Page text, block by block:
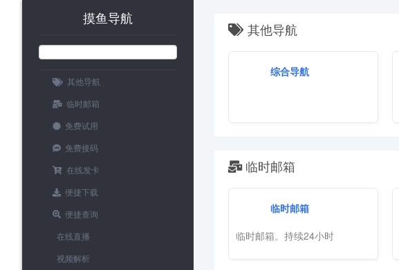
摸鱼导航
其他导航
临时邮箱
免费试用
免费接码
在线发卡
便捷下载
便捷查询
在线直播
视频解析
其他导航
综合导航
临时邮箱
临时邮箱
临时邮箱。持续24小时